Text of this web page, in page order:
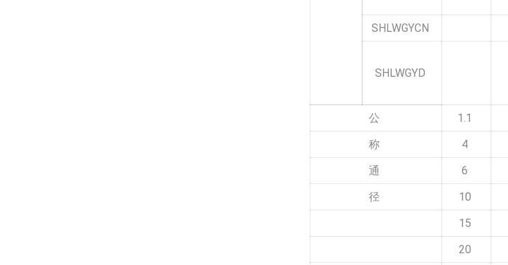
SHLWGYCN
SHLWGYD
公
1.1
称
4
通
6
径
10
15
20